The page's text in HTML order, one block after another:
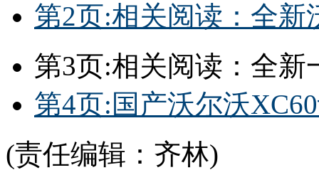
第2页:相关阅读：全新
第3页:相关阅读：全新
第4页:国产沃尔沃
(责任编辑：齐林)